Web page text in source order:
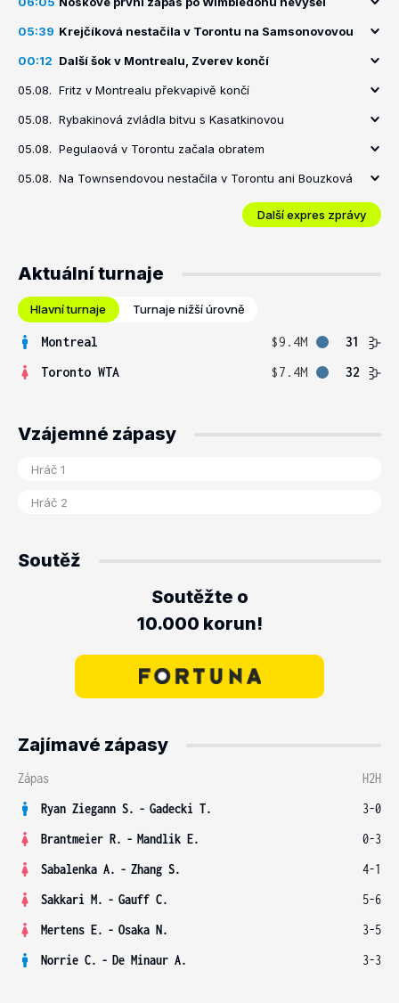
05:39 Krejčíková nestačila v Torontu na Samsonovovou
00:12 Další šok v Montrealu, Zverev končí
05.08. Fritz v Montrealu překvapivě končí
05.08. Rybakinová zvládla bitvu s Kasatkinovou
05.08. Pegulaová v Torontu začala obratem
05.08. Na Townsendovou nestačila v Torontu ani Bouzková
Další expres zprávy
Aktuální turnaje
Hlavní turnaje Turnaje nižší úrovně
Montreal $9.4M
31
Toronto WTA
$7.4M 32
Vzájemné zápasy
Soutěž
Soutěžte o
10.000 korun!
Zajímavé zápasy
Zápas
H2H
Ryan Ziegann S. - Gadecki T.
3-0
Brantmeier R. - Mandlik E.
0-3
Sabalenka A. - Zhang S.
4-1
Sakkari M. - Gauff C.
5-6
Mertens E. - Osaka N.
3-5
Norrie C. - De Minaur A. 3-3